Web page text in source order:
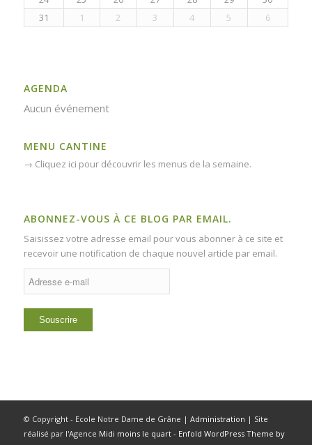
31
1 2 3 4 5 6
AGENDA
Aucun événement
MENU CANTINE
→ Cliquez ici pour découvrir les menus de la semaine.
ABONNEZ-VOUS À CE BLOG PAR EMAIL.
Saisissez votre adresse email pour vous abonner à ce site et
recevoir une notification de chaque nouvel article par email.
Adresse
© Copyright - Ecole Notre Dame de Grâne | Administration | Site
réalisé par l'Agence Midi moins le quart- Enfold WordPress Theme by